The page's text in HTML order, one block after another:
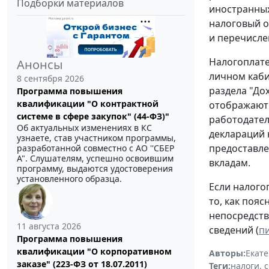
Подборки материалов
Анонсы
8 сентября 2026
Программа повышения
квалификации "О контрактной
системе в сфере закупок" (44-ФЗ)"
Об актуальных изменениях в КС
узнаете, став участником программы,
разработанной совместно с АО ''СБЕР
А". Слушателям, успешно освоившим
программу, выдаются удостоверения
установленного образца.
11 августа 2026
Программа повышения
квалификации "О корпоративном
заказе" (223-ФЗ от 18.07.2011)
налоговый
и
личном
раздела
деклараций
вкладам.
Если
то, как
сведений (
Авторы:
Теги:налоги,